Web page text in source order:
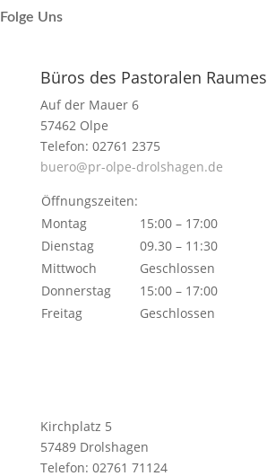
Folge Uns
Büros des Pastoralen Raumes
Auf der Mauer 6
57462 Olpe
Telefon: 02761 2375
buero@pr-olpe-drolshagen.de
Öffnungszeiten:
Montag
15:00 – 17:00
Dienstag
09.30 – 11:30
Mittwoch
Geschlossen
Donnerstag
15:00 – 17:00
Freitag
Geschlossen
Kirchplatz 5
57489 Drolshagen
Telefon: 02761 71124